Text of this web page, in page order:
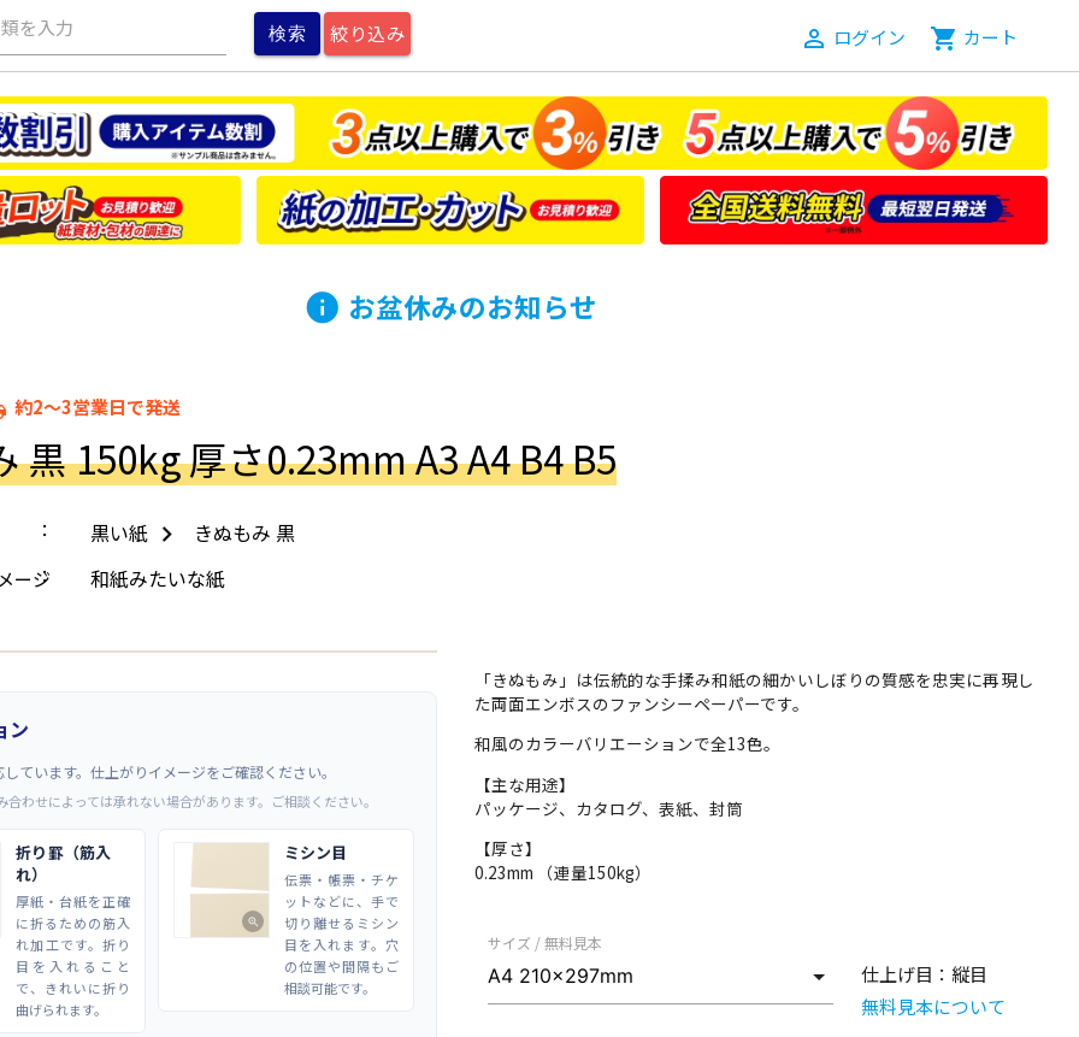
を入力 絞り込み person_outline ログイン shopping_cart カート
info お盆休みのお知らせ
約2～3営業日で発送
黒 150kg 厚さ0.23mm A3 A4 B4 B5
黒い紙 きぬもみ 黒
ージ 和紙みたいな紙
ン
ています。仕上がりイメージをご確認ください。
わせによっては承れない場合があります。ご相談ください。
折り罫（筋入
れ）
厚紙・台紙を正確
に折るための筋入
れ加工です。折り
目を入れること
で、きれいに折り
曲げられます。
zoom_in
ミシン目
伝票・帳票・チケ
ットなどに、手で
切り離せるミシン
目を入れます。穴
の位置や間隔もご
相談可能です。
「きぬもみ」は伝統的な手揉み和紙の細かいしぼりの質感を忠実に再現し
た両面エンボスのファンシーペーパーです。
和風のカラーバリエーションで全13色。
【主な用途】
パッケージ、カタログ、表紙、封筒
【厚さ】
0.23mm （連量150kg）
サイズ / 無料見本
仕上げ目： 縦目
無料見本について